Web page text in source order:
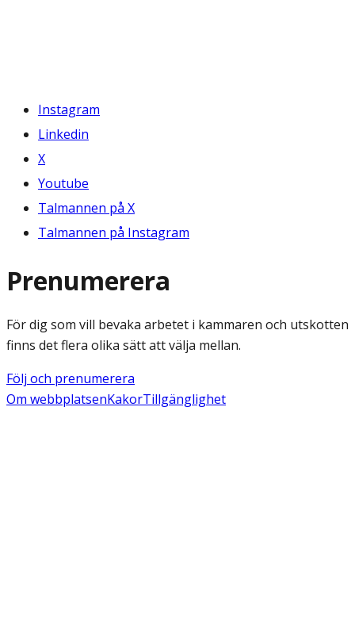
Instagram
Linkedin
X
Youtube
Talmannen på X
Talmannen på Instagram
Prenumerera
För dig som vill bevaka arbetet i kammaren och utskotten
finns det flera olika sätt att välja mellan.
Följ och prenumerera
Om webbplatsenKakorTillgänglighet